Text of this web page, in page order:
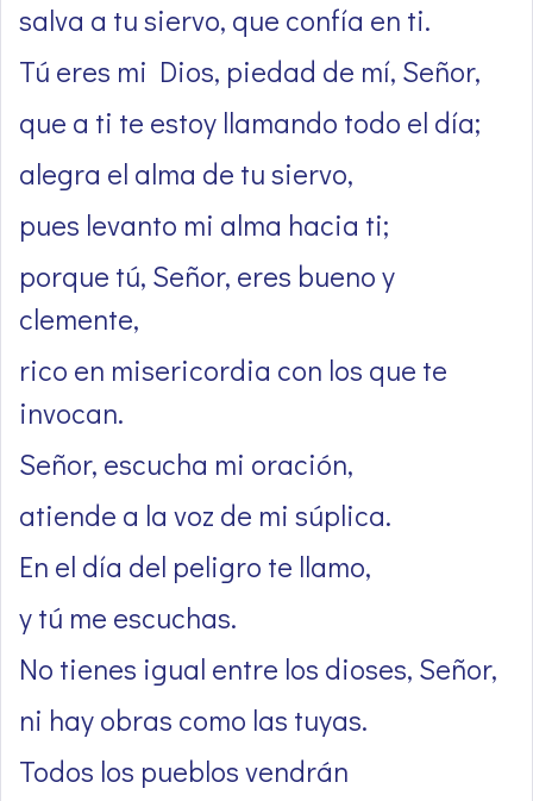
salva a tu siervo, que confía en ti.
Tú eres mi Dios, piedad de mí, Señor,
que a ti te estoy llamando todo el día;
alegra el alma de tu siervo,
pues levanto mi alma hacia ti;
porque tú, Señor, eres bueno y
clemente,
rico en misericordia con los que te
invocan.
Señor, escucha mi oración,
atiende a la voz de mi súplica.
En el día del peligro te llamo,
y tú me escuchas.
No tienes igual entre los dioses, Señor,
ni hay obras como las tuyas.
Todos los pueblos vendrán